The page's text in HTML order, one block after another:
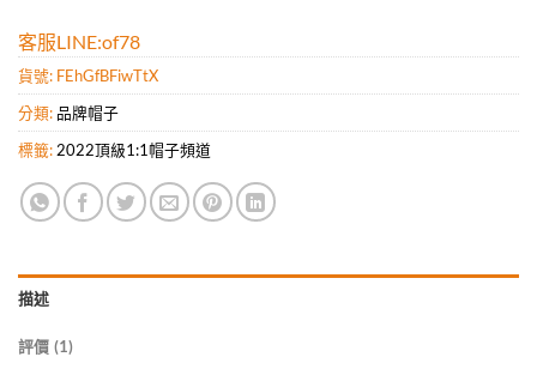
客服LINE:of78
貨號: FEhGfBFiwTtX
分類: 品牌帽子
標籤: 2022頂級1:1帽子頻道
描述
評價 (1)